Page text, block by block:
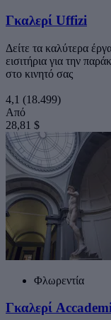
Γκαλερί Uffizi
Δείτε τα καλύτερα
εισιτήρια για την
στο κινητό σας
4,1 (18.499)
Από
28,81 $
Φλωρεντία
Γκαλερί